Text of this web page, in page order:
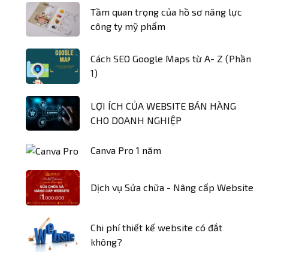
Tầm quan trọng của hồ sơ năng lực
công ty mỹ phẩm
Cách SEO Google Maps từ A- Z (Phần
1)
LỢI ÍCH CỦA WEBSITE BÁN HÀNG
CHO DOANH NGHIỆP
Canva Pro 1 năm
Dịch vụ Sửa chữa - Nâng cấp Website
Chi phí thiết kế website có đắt
không?